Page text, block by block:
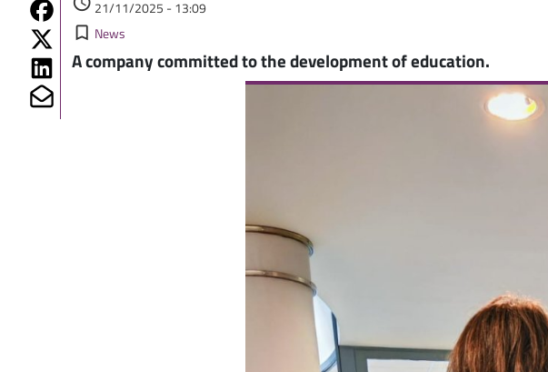
21/11/2025 - 13:09
bookmark_border Kategorie
News
A company committed to the development of education.
Image
Share on Fb
Share on Twitter
Share on Linkedin